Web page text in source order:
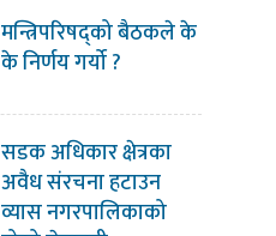
मन्त्रिपरिषद्को बैठकले के
के निर्णय गर्यो ?
सडक अधिकार क्षेत्रका
अवैध संरचना हटाउन
व्यास नगरपालिकाको